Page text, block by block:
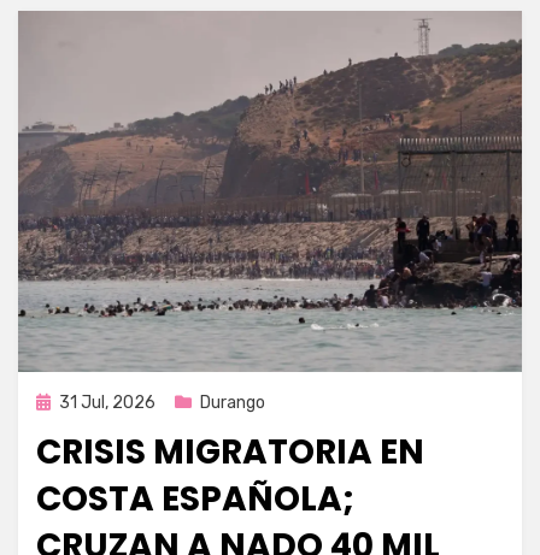
Publicada
31 Jul, 2026 Durango
CRISIS MIGRATORIA EN
COSTA ESPAÑOLA;